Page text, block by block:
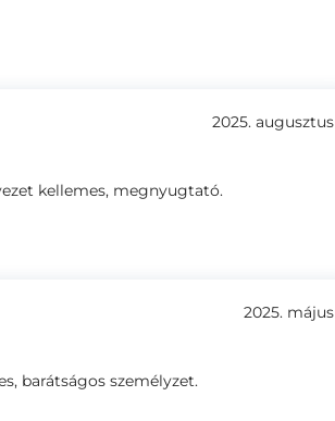
2025. augusztus
kellemes, megnyugtató.
2025. május
barátságos személyzet.